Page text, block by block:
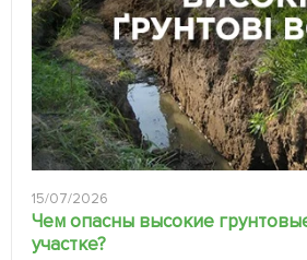
15/07/2026
Чем опасны высокие
участке?